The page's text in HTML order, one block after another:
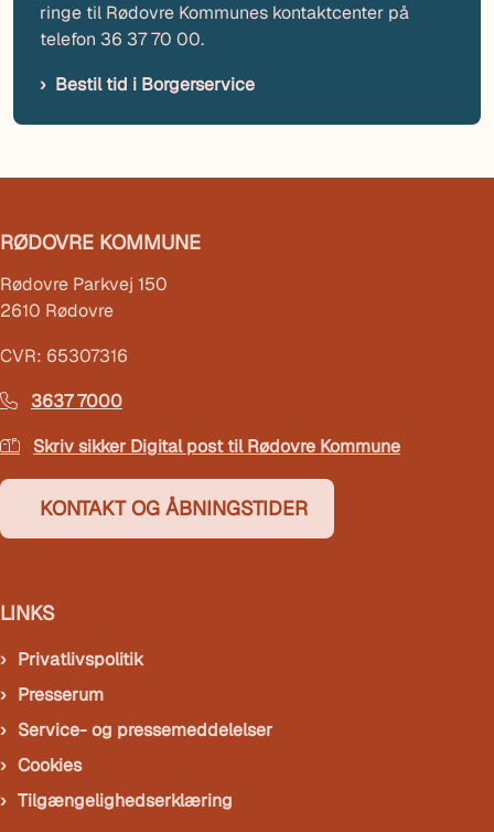
ringe til Rødovre Kommunes kontaktcenter på
telefon 36 37 70 00.
Bestil tid i Borgerservice
RØDOVRE KOMMUNE
Rødovre Parkvej 150
2610 Rødovre
CVR: 65307316
3637 7000
Skriv sikker Digital post til Rødovre Kommune
KONTAKT OG ÅBNINGSTIDER
LINKS
Privatlivspolitik
Presserum
Service- og pressemeddelelser
Cookies
Tilgængelighedserklæring